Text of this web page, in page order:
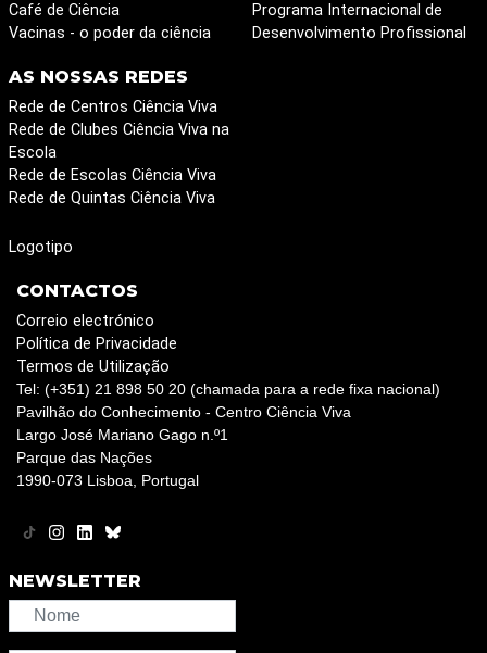
Café de Ciência
Vacinas - o poder da ciência
Programa Internacional de
Desenvolvimento Profissional
AS NOSSAS REDES
Rede de Centros Ciência Viva
Rede de Clubes Ciência Viva na
Escola
Rede de Escolas Ciência Viva
Rede de Quintas Ciência Viva
Logotipo
CONTACTOS
Correio electrónico
Política de Privacidade
Termos de Utilização
Tel: (+351) 21 898 50 20 (chamada para a rede fixa nacional)
Pavilhão do Conhecimento - Centro Ciência Viva
Largo José Mariano Gago n.º1
Parque das Nações
1990-073 Lisboa, Portugal
NEWSLETTER